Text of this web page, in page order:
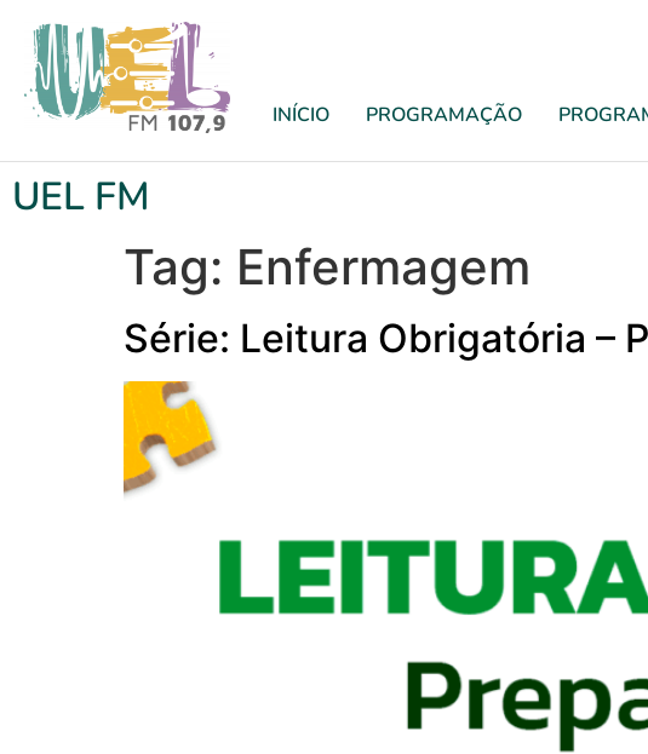
INÍCIO PROGRAMAÇÃO
UEL FM
Tag: Enfermagem
Série: Leitura Obrigatória –